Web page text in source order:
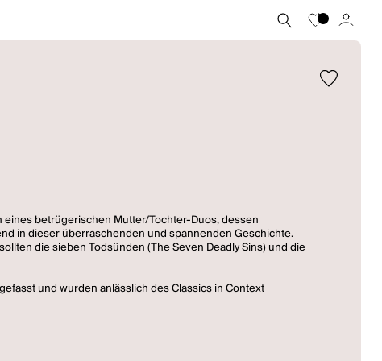
betrügerischen Mutter/Tochter-Duos, dessen
in dieser überraschenden und spannenden Geschichte.
die sieben Todsünden (The Seven Deadly Sins) und die
und wurden anlässlich des Classics in Context